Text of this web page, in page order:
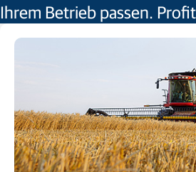
Ihrem Betrieb passen.